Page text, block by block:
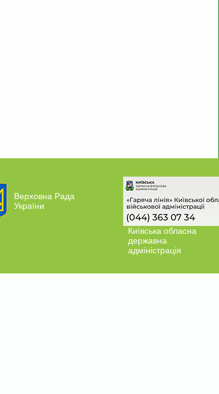
Верховна Рада
України
Київська обласна
державна
адміністрація